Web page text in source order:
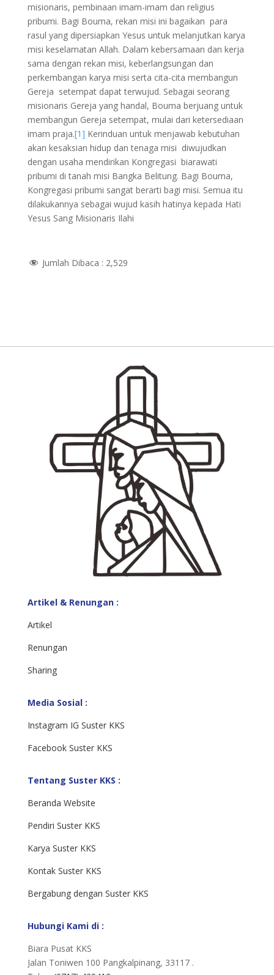
misionaris, pembinaan imam-imam dan religius
pribumi. Bagi Bouma, rekan misi ini bagaikan para
rasul yang dipersiapkan Yesus untuk melanjutkan karya
misi keselamatan Allah. Dalam kebersamaan dan kerja
sama dengan rekan misi, keberlangsungan dan
perkembangan karya misi serta cita-cita membangun
Gereja setempat dapat terwujud. Sebagai seorang
misionaris Gereja yang handal, Bouma berjuang untuk
membangun Gereja setempat, mulai dari ketersediaan
imam praja.[1] Kerinduan untuk menjawab kebutuhan
akan kesaksian hidup dan tenaga misi diwujudkan
dengan usaha mendirikan Kongregasi biarawati
pribumi di tanah misi Bangka Belitung. Bagi Bouma,
Kongregasi pribumi sangat berarti bagi misi. Semua itu
dilakukannya sebagai wujud kasih hatinya kepada Hati
Yesus Sang Misionaris Ilahi
Jumlah Dibaca : 2,529
Artikel & Renungan :
Artikel
Renungan
Sharing
Media Sosial :
Instagram IG Suster KKS
Facebook Suster KKS
Tentang Suster KKS :
Beranda Website
Pendiri Suster KKS
Karya Suster KKS
Kontak Suster KKS
Bergabung dengan Suster KKS
Hubungi Kami di :
Biara Pusat KKS
Jalan Toniwen 100 Pangkalpinang, 33117 .